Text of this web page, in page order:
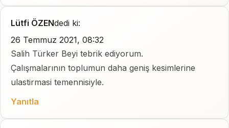
Lütfi ÖZENdedi ki:
26 Temmuz 2021, 08:32
Salih Türker Beyi tebrik ediyorum.
Çalışmalarının toplumun daha geniş kesimlerine
ulastirmasi temennisiyle.
Yanıtla